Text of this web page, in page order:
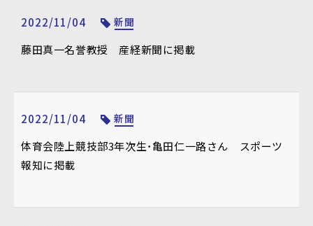
2022/11/04 新聞
藤田真一名誉教授 産経新聞に掲載
2022/11/04 新聞
体育会陸上競技部3年次生・亀田仁一路さん スポーツ
報知に掲載